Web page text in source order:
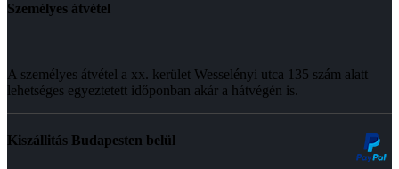
Személyes átvétel
A személyes átvétel a xx. kerület Wesselényi utca 135 szám alatt
lehetséges egyeztetett időponban akár a hátvégén is.
Kiszállitás Budapesten belül